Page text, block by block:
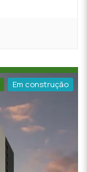
Em construção